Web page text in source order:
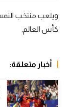
أمم إفريقيا
كرة السلة الأمريكية
كرة سلة
كأس العالم.
أخبار متعلقة: